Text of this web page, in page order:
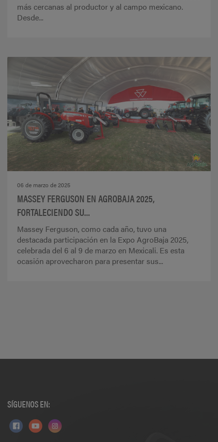
más cercanas al productor y al campo mexicano.
Desde...
06 de marzo de 2025
MASSEY FERGUSON EN AGROBAJA 2025,
FORTALECIENDO SU...
Massey Ferguson, como cada año, tuvo una
destacada participación en la Expo AgroBaja 2025,
celebrada del 6 al 9 de marzo en Mexicali. Es esta
ocasión aprovecharon para presentar sus...
SÍGUENOS EN: